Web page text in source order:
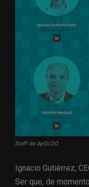
Staff de AyGLOO
Ignacio Gutiérrez,
Ser que, de